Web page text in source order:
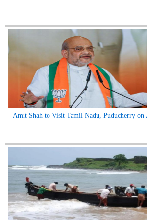
Amit Shah to Visit Tamil Nadu, Puducherry on